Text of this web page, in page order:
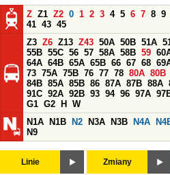
Z Z1 Z2 0 1 2 3 4 5 6 7 8 9
41 43 45
Z3 Z6 Z13 Z43 50A 50B 51A
55B 55C 56 57 58A 58B 59
64A 64B 65A 65B 66 67 68
73 75A 75B 76 77 78 80A 80B
84B 85A 85B 86 87A 87B 88A
91C 92A 92B 93 94 96 97A
G1 G2 H
W
N1A
N1B N2 N3A N3B N4A
N9
Linie Zmiany